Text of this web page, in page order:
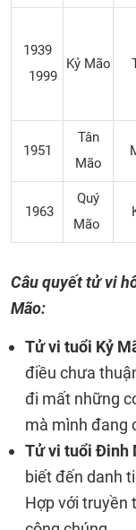
1939
1999
Kỷ Mão
1951
Tân
Mão
1963
Quý
Mão
Câu quyết tử vi
Mão:
Tử vi tuổi Kỷ
điều chưa
đi mất những
mà mình đang
Tử vi tuổi Đinh
biết đến danh
Hợp với truyền